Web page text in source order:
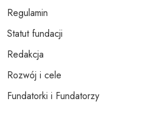
Regulamin
Statut fundacji
Redakcja
Rozwój i cele
Fundatorki i Fundatorzy